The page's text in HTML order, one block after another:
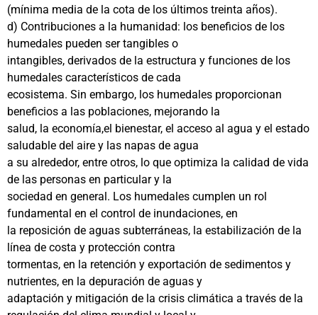
(mínima media de la cota de los últimos treinta años).
d) Contribuciones a la humanidad: los beneficios de los
humedales pueden ser tangibles o
intangibles, derivados de la estructura y funciones de los
humedales característicos de cada
ecosistema. Sin embargo, los humedales proporcionan
beneficios a las poblaciones, mejorando la
salud, la economía,el bienestar, el acceso al agua y el estado
saludable del aire y las napas de agua
a su alrededor, entre otros, lo que optimiza la calidad de vida
de las personas en particular y la
sociedad en general. Los humedales cumplen un rol
fundamental en el control de inundaciones, en
la reposición de aguas subterráneas, la estabilización de la
línea de costa y protección contra
tormentas, en la retención y exportación de sedimentos y
nutrientes, en la depuración de aguas y
adaptación y mitigación de la crisis climática a través de la